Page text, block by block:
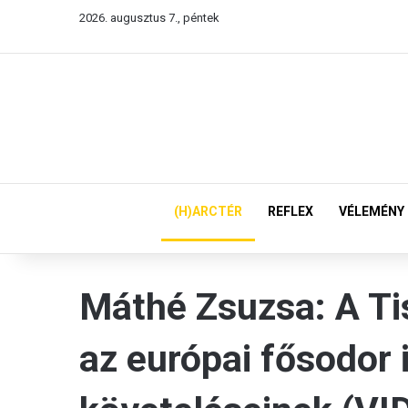
2026. augusztus 7., péntek
(H)ARCTÉR REFLEX VÉLEMÉNY
Máthé Zsuzsa: A
az európai fősodor